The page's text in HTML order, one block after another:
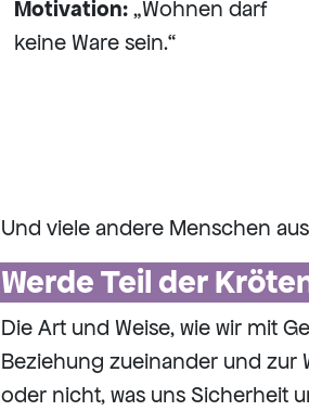
Motivation:„Wohnen darf
keine Ware sein.“
Und viele andere Menschen
Werde Teil der
Die Art und Weise, wie wir mit
Beziehung zueinander und zur
oder nicht, was uns Sicherheit